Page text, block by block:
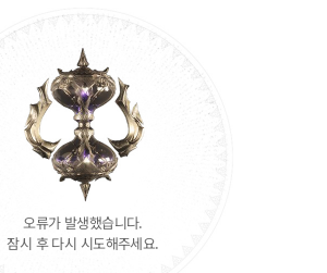
오류가 발생했습니다.
잠시 후 다시 시도해주세요.